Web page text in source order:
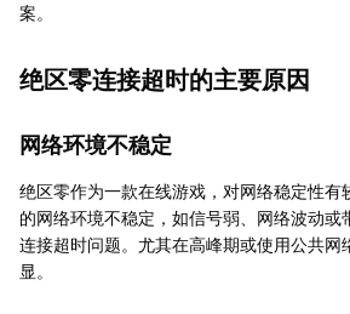
案。
绝区零连接超时的主要原因
网络环境不稳定
绝区零作为一款在线游戏，对网络稳定性有
的网络环境不稳定，如信号弱、网络波动或
连接超时问题。尤其在高峰期或使用公共网
显。